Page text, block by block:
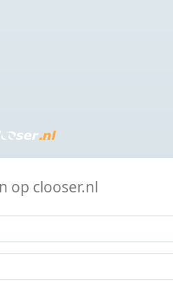
op clooser.nl